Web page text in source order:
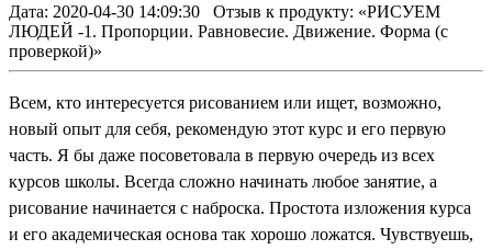
Дата: 2020-04-30 14:09:30
Отзыв к продукту: «РИСУЕМ
ЛЮДЕЙ -1. Пропорции. Равновесие. Движение. Форма (с
проверкой)»
Всем, кто интересуется рисованием или ищет, возможно,
новый опыт для себя, рекомендую этот курс и его первую
часть. Я бы даже посоветовала в первую очередь из всех
курсов школы. Всегда сложно начинать любое занятие, а
рисование начинается с наброска. Простота изложения курса
и его академическая основа так хорошо ложатся. Чувствуешь,